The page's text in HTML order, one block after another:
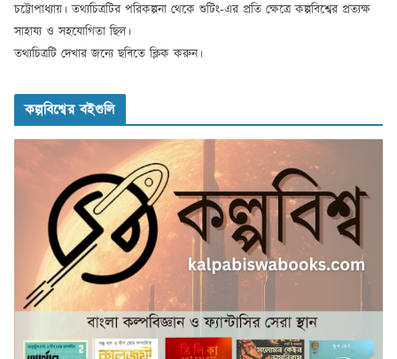
চট্টোপাধ্যায়। তথ্যচিত্রটির পরিকল্পনা থেকে শুটিং-এর প্রতি ক্ষেত্রে কল্পবিশ্বের প্রত্যক্ষ
সাহায্য ও সহযোগিতা ছিল।
তথ্যচিত্রটি দেখার জন্যে ছবিতে ক্লিক করুন।
কল্পবিশ্বের বইগুলি